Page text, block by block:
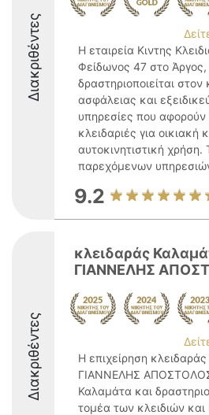
Διακριθέντες
Η εταιρεία Κιντης
Φείδωνος 47 στο Άργος,
δραστηριοποιείται
ασφάλειας και
υπηρεσίες που αφορούν
κλειδαριές για οικιακή
αυτοκινητιστική
παρεχόμενων
9.2
Διακριθέντες
κλειδαράς
ΓΙΑΝΝΕΛΗΣ
Η επιχείρηση
ΓΙΑΝΝΕΛΗΣ ΑΠΟΣΤΟΛΟΣ
Καλαμάτα και
τομέα των κλειδιών και